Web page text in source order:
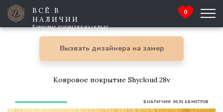
0
ВСЁ В
НАЛИЧИИ
Ковровые покрытия на складе
Вызвать дизайнера на замер
Ковровое покрытие Shycloud 28v
В НАЛИЧИИ: 96,91 КВ.МЕТРОВ